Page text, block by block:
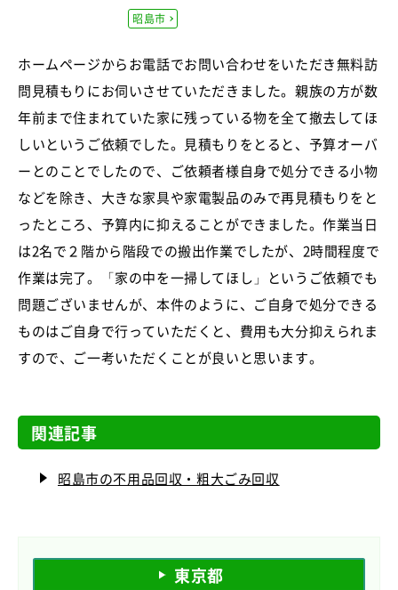
昭島市
ホームページからお電話でお問い合わせをいただき無料訪
問見積もりにお伺いさせていただきました。親族の方が数
年前まで住まれていた家に残っている物を全て撤去してほ
しいというご依頼でした。見積もりをとると、予算オーバ
ーとのことでしたので、ご依頼者様自身で処分できる小物
などを除き、大きな家具や家電製品のみで再見積もりをと
ったところ、予算内に抑えることができました。作業当日
は2名で２階から階段での搬出作業でしたが、2時間程度で
作業は完了。「家の中を一掃してほし」というご依頼でも
問題ございませんが、本件のように、ご自身で処分できる
ものはご自身で行っていただくと、費用も大分抑えられま
すので、ご一考いただくことが良いと思います。
関連記事
昭島市の不用品回収・粗大ごみ回収
東京都